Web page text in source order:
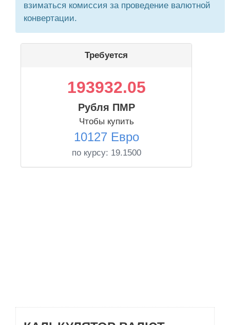
взиматься комиссия за проведение валютной
конвертации.
Требуется
193932.05
Рубля ПМР
Чтобы купить
10127 Евро
по курсу: 19.1500